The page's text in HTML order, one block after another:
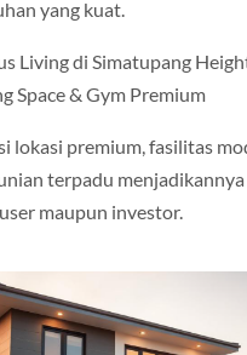
yang kuat.
Living di Simatupang
Space & Gym Premium
lokasi premium, fasilitas
terpadu
maupun investor.